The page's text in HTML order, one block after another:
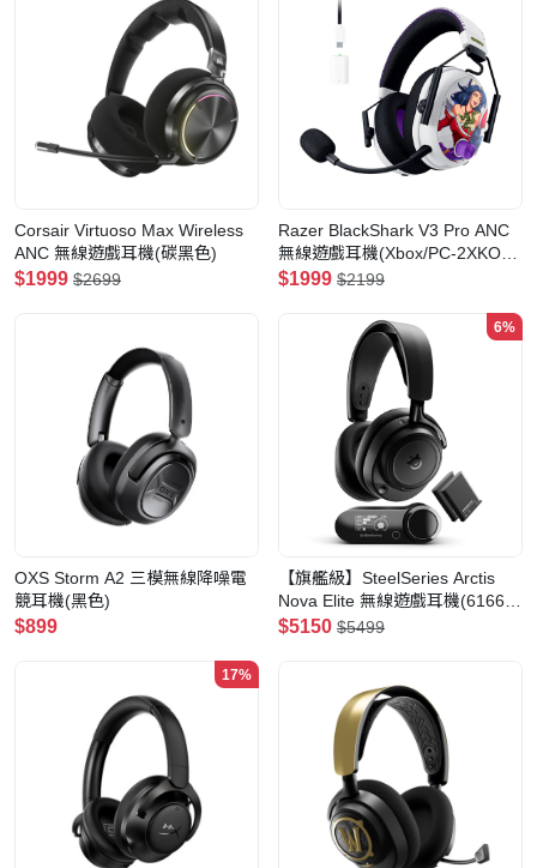
Corsair Virtuoso Max Wireless
ANC 無線遊戲耳機(碳黑色)
$1999 $2699
Razer BlackShark V3 Pro ANC
無線遊戲耳機(Xbox/PC-2XKO特
別版)
$1999 $2199
OXS Storm A2 三模無線降噪電
競耳機(黑色)
$899
6%
【旗艦級】SteelSeries Arctis
Nova Elite 無線遊戲耳機(61661)
(黑色)
$5150 $5499
17%